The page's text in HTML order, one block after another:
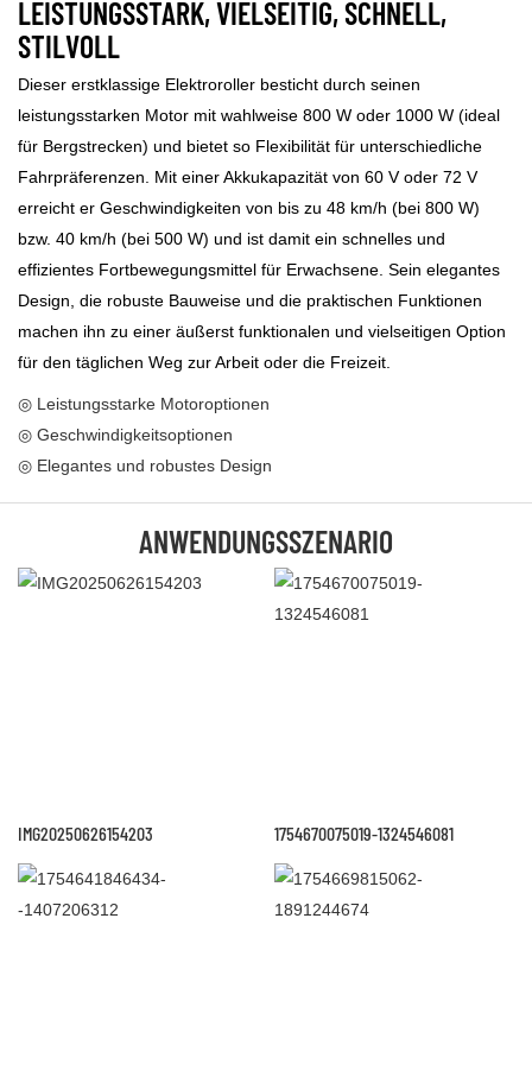
LEISTUNGSSTARK, VIELSEITIG, SCHNELL,
STILVOLL
Dieser erstklassige Elektroroller besticht durch seinen
leistungsstarken Motor mit wahlweise 800 W oder 1000 W (ideal
für Bergstrecken) und bietet so Flexibilität für unterschiedliche
Fahrpräferenzen. Mit einer Akkukapazität von 60 V oder 72 V
erreicht er Geschwindigkeiten von bis zu 48 km/h (bei 800 W)
bzw. 40 km/h (bei 500 W) und ist damit ein schnelles und
effizientes Fortbewegungsmittel für Erwachsene. Sein elegantes
Design, die robuste Bauweise und die praktischen Funktionen
machen ihn zu einer äußerst funktionalen und vielseitigen Option
für den täglichen Weg zur Arbeit oder die Freizeit.
◎ Leistungsstarke Motoroptionen
◎ Geschwindigkeitsoptionen
◎ Elegantes und robustes Design
ANWENDUNGSSZENARIO
IMG20250626154203 1754670075019-1324546081